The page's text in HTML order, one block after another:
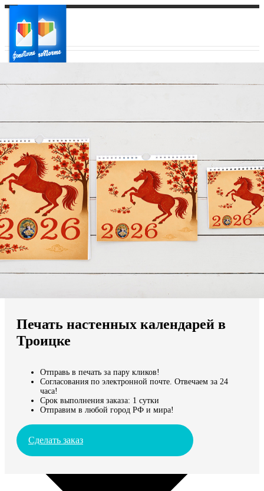
Ваш регион доставки
Выберите из списка:
Мы доставляем по всему миру
Продолжить без города
Печать настенных календарей в
Троицке
Отправь в печать за пару кликов!
Согласования по электронной почте. Отвечаем за 24
часа!
Срок выполнения заказа: 1 сутки
Отправим в любой город РФ и мира!
Сделать заказ